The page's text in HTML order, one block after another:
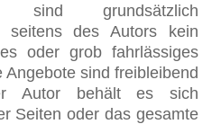
sind grundsätzlich
seitens des Autors kein
oder grob fahrlässiges
sind freibleibend
Autor behält es sich
Seiten oder das gesamte